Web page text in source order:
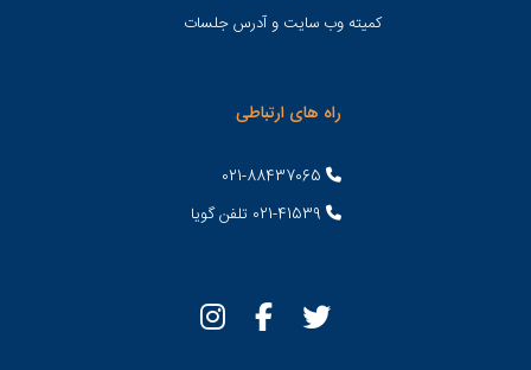
کمیته وب سایت و آدرس جلسات
راه های ارتباطی